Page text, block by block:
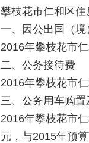
攀枝花市仁和区住
一、因公出国（境
2016年攀枝花市
二、公务接待费
2016年攀枝花市
三、公务用车购
2016年攀枝花市
元，与2015年预